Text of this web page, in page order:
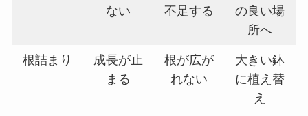
ない
不足する
の良い場
所へ
根詰まり
成長が止
まる
根が広が
れない
大きい鉢
に植え替
え